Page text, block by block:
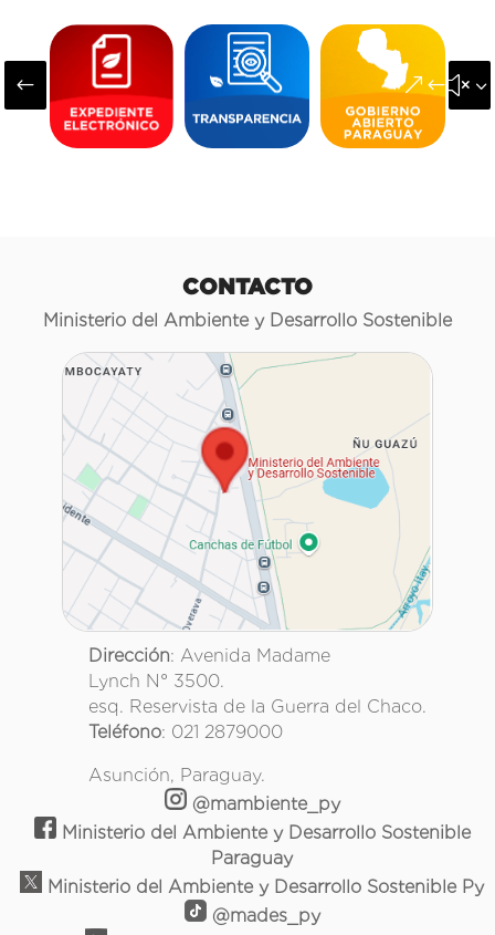
#
CONTACTO
Ministerio del Ambiente y Desarrollo Sostenible
Dirección: Avenida Madame
Lynch N° 3500.
esq. Reservista de la Guerra del Chaco.
Teléfono: 021 2879000
Asunción, Paraguay.
@mambiente_py
Ministerio del Ambiente y Desarrollo Sostenible
Paraguay
Ministerio del Ambiente y Desarrollo Sostenible Py
@mades_py